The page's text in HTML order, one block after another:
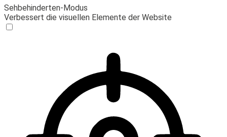
Sehbehinderten-Modus
Verbessert die visuellen Elemente der Website